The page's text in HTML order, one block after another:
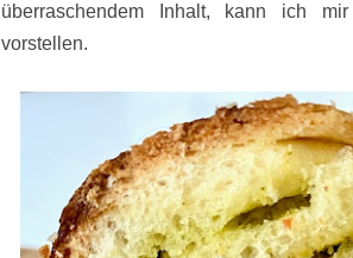
überraschendem Inhalt, kann ich
vorstellen.